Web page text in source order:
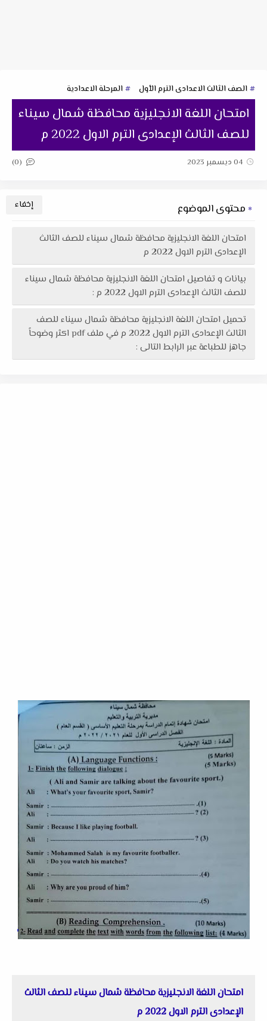
الصف الثالث الاعدادى الترم الأول المرحلة الاعدادية
امتحان اللغة الانجليزية محافظة شمال سيناء
للصف الثالث الإعدادى الترم الاول 2022 م
04 ديسمبر 2023 (0)
محتوى الموضوع
امتحان اللغة الانجليزية محافظة شمال سيناء للصف الثالث
الإعدادى الترم الاول 2022 م
بيانات و تفاصيل امتحان اللغة الانجليزية محافظة شمال سيناء
للصف الثالث الإعدادى الترم الاول 2022 م :
تحميل امتحان اللغة الانجليزية محافظة شمال سيناء للصف
الثالث الإعدادى الترم الاول 2022 م في ملف pdf اكثر وضوحاً
جاهز للطباعة عبر الرابط التالى :
امتحان اللغة الانجليزية محافظة شمال سيناء للصف الثالث
الإعدادى الترم الاول 2022 م